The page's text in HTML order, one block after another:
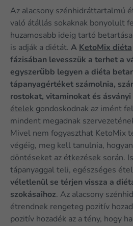
Az alacsony szénhidráttartalmú
való átállás sokaknak bonyolult
huzamosabb ideig tartó
is adják a diétát. A KetoMix diéta
fázisában levesszük a terhet a
egyszerűbb legyen a diéta
tápanyagértéket számolnia,
rostokat, vitaminokat és
ételek gondoskodnak az imént
mindent megadnak
Mivel nem fogyaszthat KetoMix
végéig, meg kell tanulnia,
döntéseket az étkezések során.
tápanyaggal teli, egészséges
véletlenül se térjen vissza a
szokásaihoz. Az alacsony
étrendnek rengeteg pozitív
pozitív hozadék az a tény, hogy